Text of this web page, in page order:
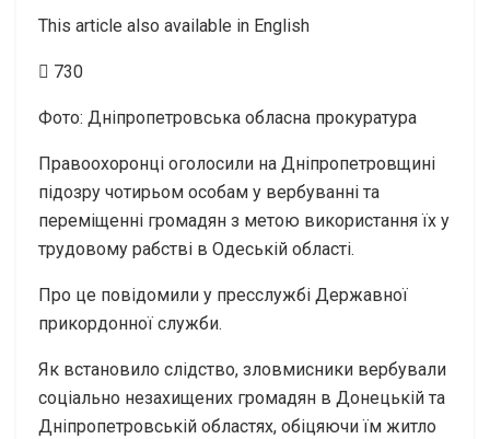
This article also available in English
730
Фото: Дніпропетровська обласна прокуратура
Правоохоронці оголосили на Дніпропетровщині
підозру чотирьом особам у вербуванні та
переміщенні громадян з метою використання їх у
трудовому рабстві в Одеській області.
Про це повідомили у пресслужбі Державної
прикордонної служби.
Як встановило слідство, зловмисники вербували
соціально незахищених громадян в Донецькій та
Дніпропетровській областях, обіцяючи їм житло